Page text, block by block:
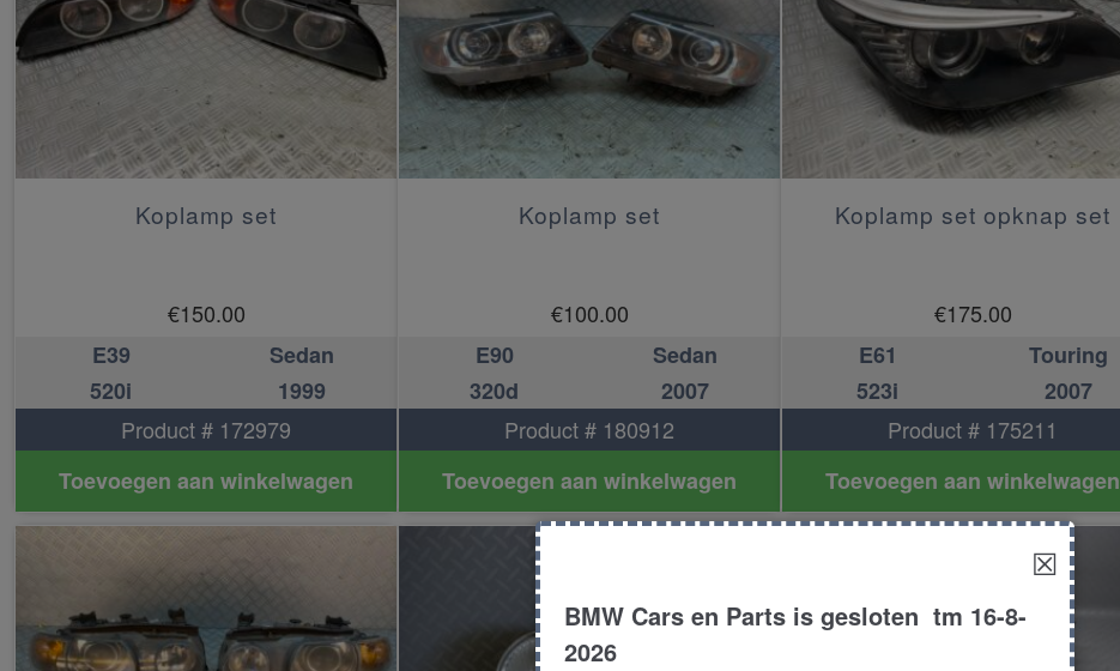
Koplamp set
€150.00
E39
Sedan
520i
1999
Product # 172979
Toevoegen aan winkelwagen
Koplamp set
€100.00
E90
Sedan
320d
2007
Product # 180912
Toevoegen aan winkelwagen
Koplamp set opknap set
€175.00
E61
Touring
523i
2007
Product # 175211
Toevoegen aan winkelwagen
☒
BMW Cars en Parts is gesloten tm 16-8-
2026